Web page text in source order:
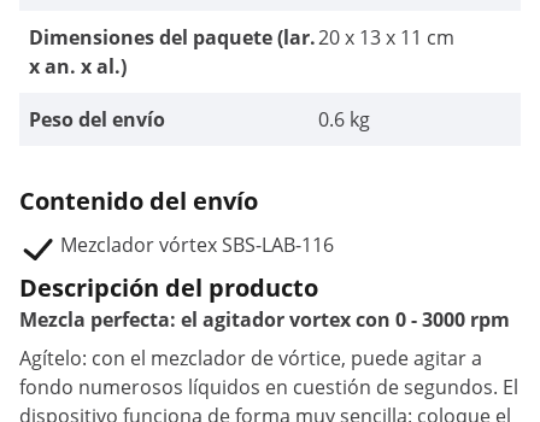
Dimensiones del paquete (lar.
x an. x al.)
20 x 13 x 11 cm
Peso del envío 0.6 kg
Contenido del envío
Mezclador vórtex SBS-LAB-116
Descripción del producto
Mezcla perfecta: el agitador vortex con 0 - 3000 rpm
Agítelo: con el mezclador de vórtice, puede agitar a
fondo numerosos líquidos en cuestión de segundos. El
dispositivo funciona de forma muy sencilla: coloque el